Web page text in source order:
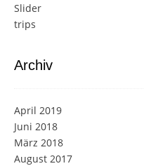
Slider
trips
Archiv
April 2019
Juni 2018
März 2018
August 2017